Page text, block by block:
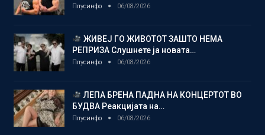
Плусинфо 06/08/2026
ЖИВЕЈ ГО ЖИВОТОТ ЗАШТО НЕМА
РЕПРИЗА Слушнете ја новата…
Плусинфо 06/08/2026
ЛЕПА БРЕНА ПАДНА НА КОНЦЕРТОТ ВО
БУДВА Реакцијата на…
Плусинфо 06/08/2026